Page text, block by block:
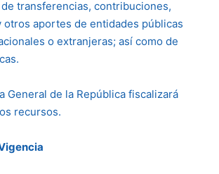
transferencias, contribuciones,
otros aportes de entidades públicas
o extranjeras; así como de
General de la República fiscalizará
recursos.